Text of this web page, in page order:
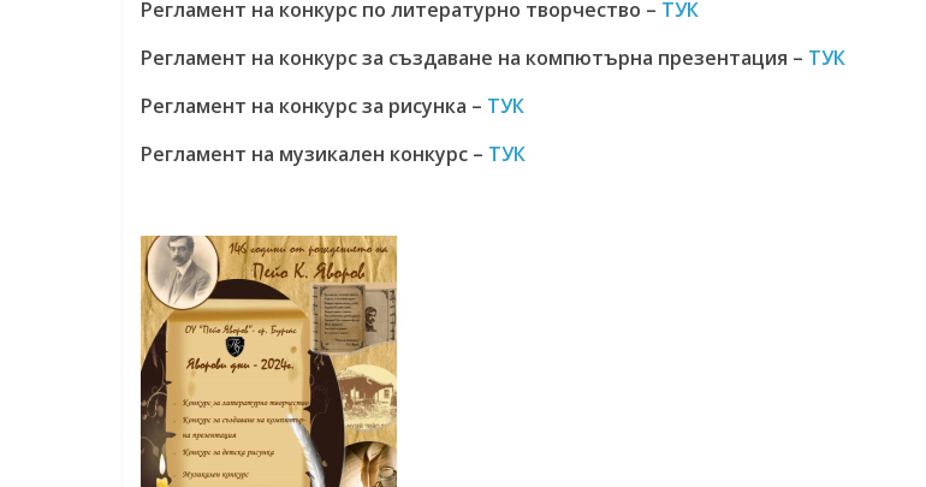
Регламент на конкурс по литературно творчество – ТУК
Регламент на конкурс за създаване на компютърна презентация – ТУК
Регламент на конкурс за рисунка – ТУК
Регламент на музикален конкурс – ТУК